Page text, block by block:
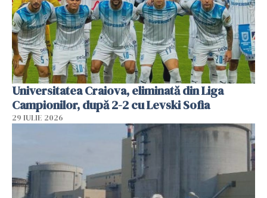
Universitatea Craiova, eliminată din Liga
Campionilor, după 2-2 cu Levski Sofia
29 IULIE 2026